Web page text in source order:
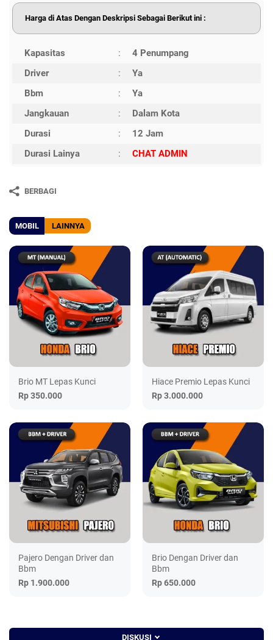
Harga di Atas Dengan Deskripsi Sebagai Berikut ini :
Kapasitas :
4 Penumpang
Driver
:
Ya
Bbm
:
Ya
Jangkauan
:
Dalam Kota
Durasi
:
12 Jam
Durasi Lainya
: CHAT ADMIN
BERBAGI
MOBIL LAINNYA
Brio MT Lepas Kunci
Rp 350.000
Hiace Premio Lepas Kunci
Rp 3.000.000
Pajero Dengan Driver dan
Bbm
Rp 1.900.000
Brio Dengan Driver dan
Bbm
Rp 650.000
DISKUSI